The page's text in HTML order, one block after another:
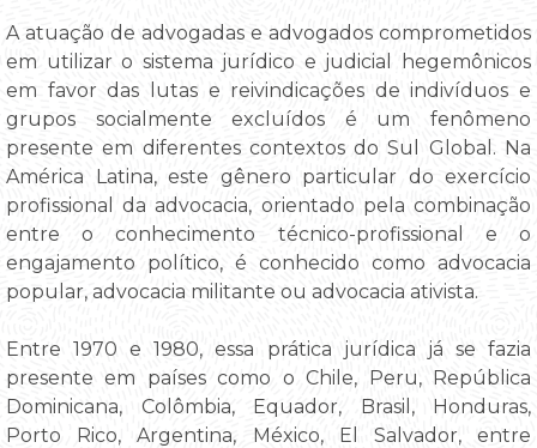
A atuação de advogadas e advogados comprometidos
em utilizar o sistema jurídico e judicial hegemônicos
em favor das lutas e reivindicações de indivíduos e
grupos socialmente excluídos é um fenômeno
presente em diferentes contextos do Sul Global. Na
América Latina, este gênero particular do exercício
profissional da advocacia, orientado pela combinação
entre o conhecimento técnico-profissional e o
engajamento político, é conhecido como advocacia
popular, advocacia militante ou advocacia ativista.
Entre 1970 e 1980, essa prática jurídica já se fazia
presente em países como o Chile, Peru, República
Dominicana, Colômbia, Equador, Brasil, Honduras,
Porto Rico, Argentina, México, El Salvador, entre